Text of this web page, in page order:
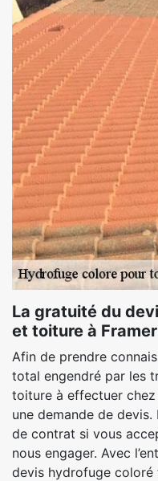
La gratuité du
et toiture à
Afin de prendre
total engendré par les
toiture à effectuer
une demande de
de contrat si vous
nous engager. Avec
devis hydrofuge coloré